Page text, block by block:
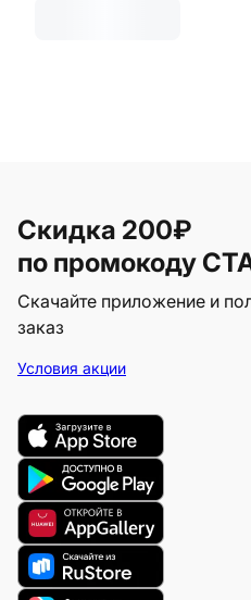
Скидка 200₽
по промокоду
Скачайте приложение и
заказ
Условия акции